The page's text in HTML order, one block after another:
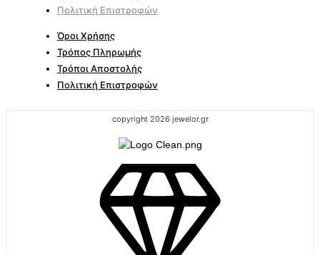
Πολιτική Επιστροφών
Όροι Χρήσης
Τρόπος Πληρωμής
Τρόποι Αποστολής
Πολιτική Επιστροφών
copyright 2026 jewelor.gr